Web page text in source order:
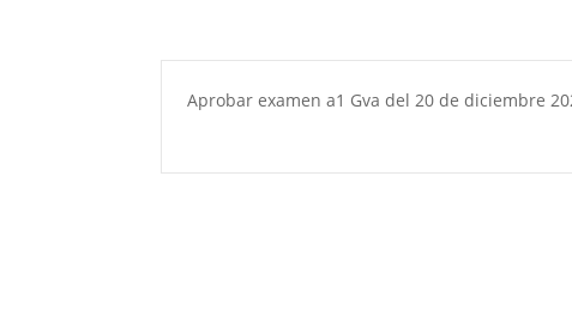
Aprobar examen a1 Gva del 20 de diciembre